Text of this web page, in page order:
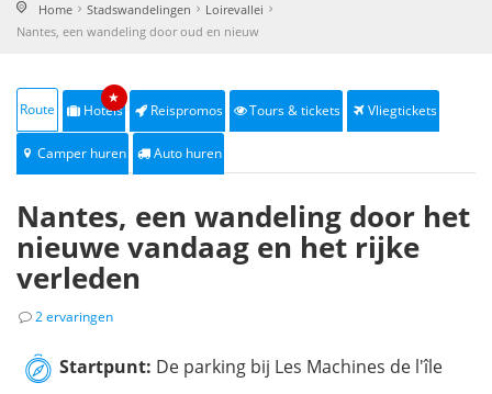
Home Stadswandelingen
Loirevallei
Nantes, een wandeling door oud en nieuw
Route Hotels
★
Reispromos Tours & tickets Vliegtickets
Camper huren Auto huren
Nantes, een wandeling door het
nieuwe vandaag en het rijke
verleden
2 ervaringen
Startpunt: De parking bij Les Machines de l'île